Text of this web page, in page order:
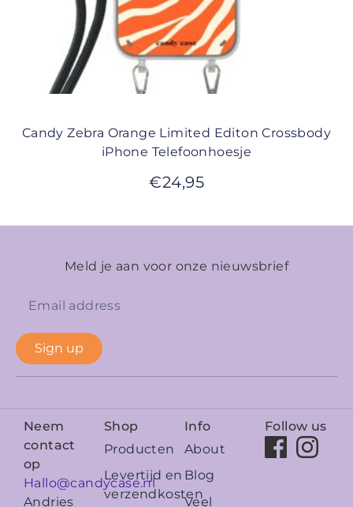
Candy Zebra Orange Limited Editon Crossbody
iPhone Telefoonhoesje
€24,95
Meld je aan voor onze nieuwsbrief
Sign up
Neem
contact
op
Hallo@candycase.nl
Andries
Shop
Producten
Levertijd en
verzendkosten
Info
About
Blog
Veel
Follow us